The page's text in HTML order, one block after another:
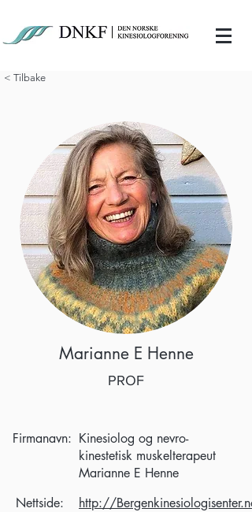
< Tilbake
Marianne E Henne
PROF
Firmanavn: Kinesiolog og nevro-
kinestetisk muskelterapeut
Marianne E Henne
Nettside:
http://Bergenkinesiologisenter.no